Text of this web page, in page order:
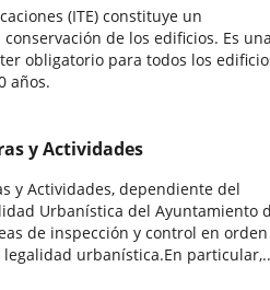
(ITE) constituye un
de los edificios. Es
obligatorio para todos los
años.
y Actividades
y Actividades, dependiente del
Urbanística del Ayuntamiento
de inspección y control en
urbanística.En